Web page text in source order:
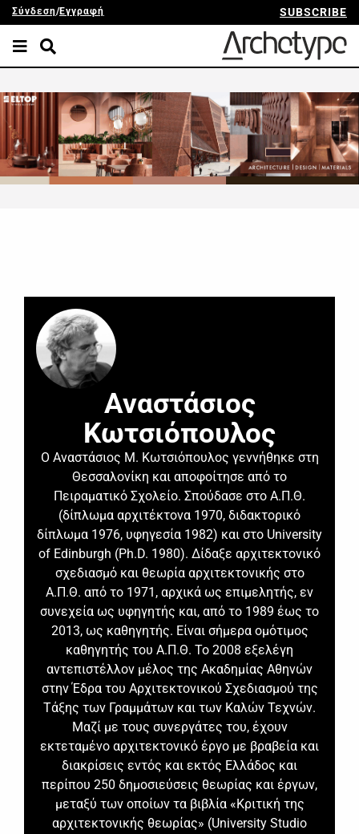
Σύνδεση/Εγγραφή SUBSCRIBE
Αναστάσιος
Κωτσιόπουλος
Ο Αναστάσιος Μ. Κωτσιόπουλος γεννήθηκε στη
Θεσσαλονίκη και αποφοίτησε από το
Πειραματικό Σχολείο. Σπούδασε στο Α.Π.Θ.
(δίπλωμα αρχιτέκτονα 1970, διδακτορικό
δίπλωμα 1976, υφηγεσία 1982) και στο University
of Edinburgh (Ph.D. 1980). Δίδαξε αρχιτεκτονικό
σχεδιασμό και θεωρία αρχιτεκτονικής στο
Α.Π.Θ. από το 1971, αρχικά ως επιμελητής, εν
συνεχεία ως υφηγητής και, από το 1989 έως το
2013, ως καθηγητής. Είναι σήμερα ομότιμος
καθηγητής του Α.Π.Θ. Το 2008 εξελέγη
αντεπιστέλλον μέλος της Ακαδημίας Αθηνών
στην Έδρα του Αρχιτεκτονικού Σχεδιασμού της
Τάξης των Γραμμάτων και των Καλών Τεχνών.
Μαζί με τους συνεργάτες του, έχουν
εκτεταμένο αρχιτεκτονικό έργο με βραβεία και
διακρίσεις εντός και εκτός Ελλάδος και
περίπου 250 δημοσιεύσεις θεωρίας και έργων,
μεταξύ των οποίων τα βιβλία «Κριτική της
αρχιτεκτονικής θεωρίας» (University Studio